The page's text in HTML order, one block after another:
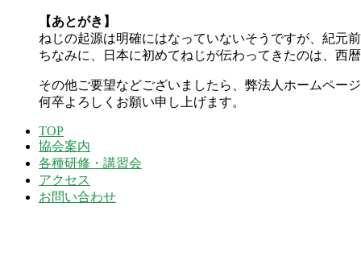
【あとがき】
ねじの起源は明確にはなっていないそうですが、紀元
ちなみに、日本に初めてねじが伝わってきたのは、西
その他ご要望などございましたら、弊法人ホームペー
何卒よろしくお願い申し上げます。
2019-
TOP
協会案内
各種研修・講習会
アクセス
お問い合わせ